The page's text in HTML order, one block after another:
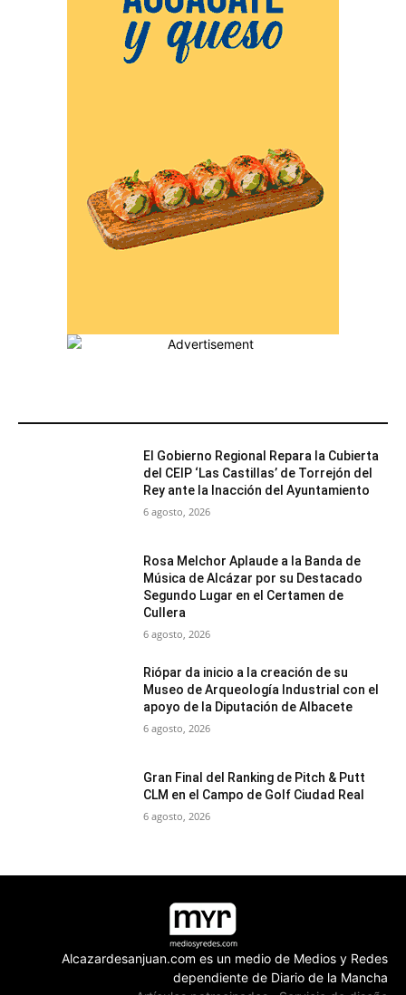
El Gobierno Regional Repara la Cubierta
del CEIP ‘Las Castillas’ de Torrejón del
Rey ante la Inacción del Ayuntamiento
6 agosto, 2026
Rosa Melchor Aplaude a la Banda de
Música de Alcázar por su Destacado
Segundo Lugar en el Certamen de
Cullera
6 agosto, 2026
Riópar da inicio a la creación de su
Museo de Arqueología Industrial con el
apoyo de la Diputación de Albacete
6 agosto, 2026
Gran Final del Ranking de Pitch & Putt
CLM en el Campo de Golf Ciudad Real
6 agosto, 2026
Alcazardesanjuan.com es un medio de Medios y Redes
dependiente de Diario de la Mancha